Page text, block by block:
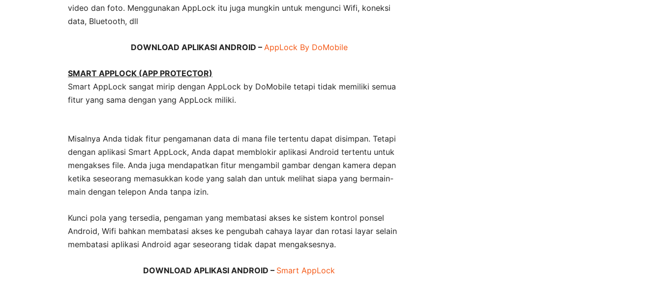
video dan foto. Menggunakan AppLock itu juga mungkin untuk mengunci Wifi, koneksi
data, Bluetooth, dll
DOWNLOAD APLIKASI ANDROID – AppLock By DoMobile
SMART APPLOCK (APP PROTECTOR)
Smart AppLock sangat mirip dengan AppLock by DoMobile tetapi tidak memiliki semua
fitur yang sama dengan yang AppLock miliki.
Misalnya Anda tidak fitur pengamanan data di mana file tertentu dapat disimpan. Tetapi
dengan aplikasi Smart AppLock, Anda dapat memblokir aplikasi Android tertentu untuk
mengakses file. Anda juga mendapatkan fitur mengambil gambar dengan kamera depan
ketika seseorang memasukkan kode yang salah dan untuk melihat siapa yang bermain-
main dengan telepon Anda tanpa izin.
Kunci pola yang tersedia, pengaman yang membatasi akses ke sistem kontrol ponsel
Android, Wifi bahkan membatasi akses ke pengubah cahaya layar dan rotasi layar selain
membatasi aplikasi Android agar seseorang tidak dapat mengaksesnya.
DOWNLOAD APLIKASI ANDROID – Smart AppLock